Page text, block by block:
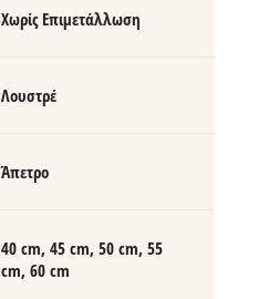
Χωρίς Επιμετάλλωση
Λουστρέ
Άπετρο
40 cm, 45 cm, 50 cm, 55
cm, 60 cm